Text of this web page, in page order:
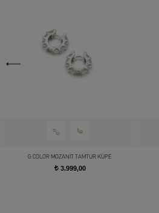
G COLOR MOZANİT TAMTUR KÜPE
t3.999,00